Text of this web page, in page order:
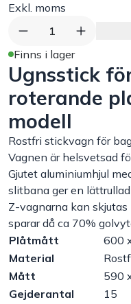
Städutrustning
Arbetskläder
Plåtbyte
Monin
Handla efter bransch
Varumärken
Outlet
Exkl. moms
1
Finns i lager
Ugnsstick
roterande
modell
Rostfri stickvagn för
Vagnen är helsvetsad
Gjutet aluminiumhjul
slitbana ger en
Z-vagnarna kan skjutas
sparar då ca 70%
Plåtmått
600
Material
Mått
590
Gejderantal
15